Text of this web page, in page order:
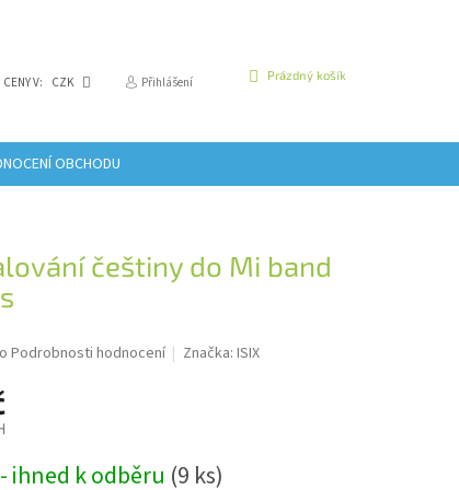
CENY V: CZK Přihlášení
NÁKUPNÍ
Prázdný košík
OBCHODU
češtiny do Mi band
Podrobnosti hodnocení Značka:ISIX
ihned k odběru (9 ks)